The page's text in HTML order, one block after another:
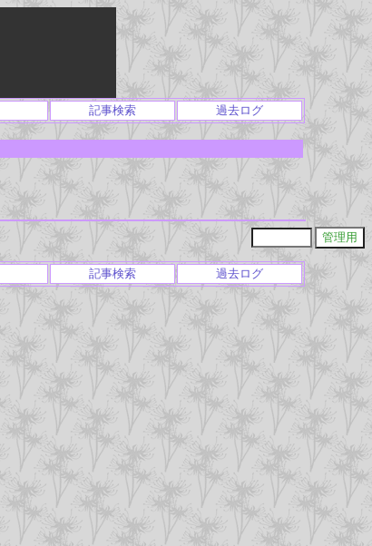
記事検索 過去ログ
記事検索 過去ログ